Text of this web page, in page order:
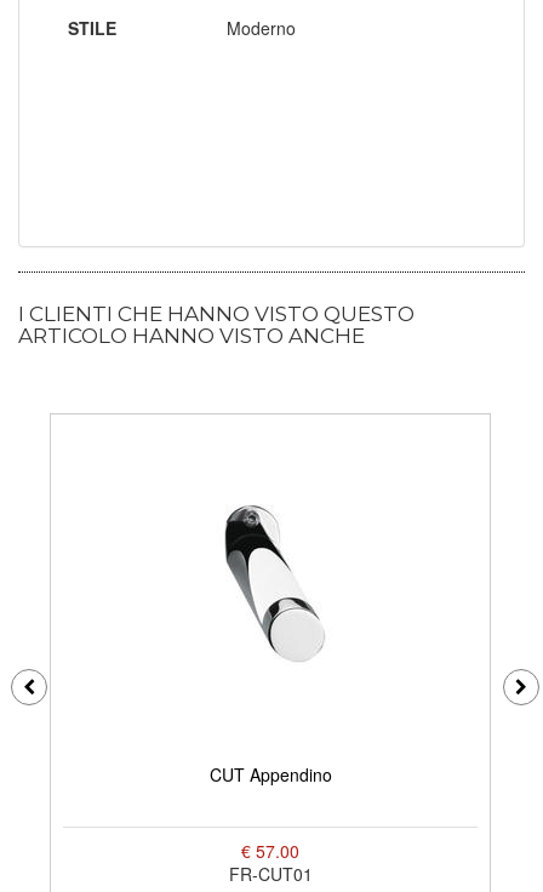
STILE
Moderno
I CLIENTI CHE HANNO VISTO QUESTO
ARTICOLO HANNO VISTO ANCHE
CUT Appendino
€ 57.00
FR-CUT01